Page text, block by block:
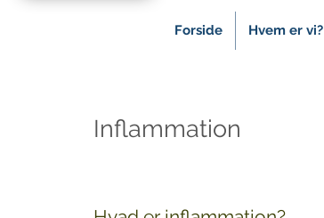
Forside Hvem er vi?
Inflammation